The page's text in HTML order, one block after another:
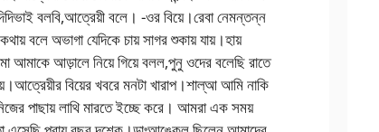
বলবি,আত্রেয়ী বলে। -ওর বিয়ে।রেবা নেমন্তন্ন
বলে অভাগা যেদিকে চায় সাগর শুকায় যায়।হায়
আমাকে আড়ালে নিয়ে গিয়ে বলল,পুনু ওদের বলেছি রাতে
বিয়ের খবরে মনটা খারাপ।শাল্আ আমি নাকি
পাছায় লাথি মারতে ইচ্ছে করে। আমরা এক সময়